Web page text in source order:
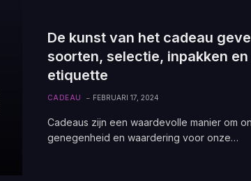
De kunst van het cadeau
soorten, selectie, inpakken en
etiquette
CADEAU FEBRUARI 17, 2024
Cadeaus zijn een waardevolle manier om
genegenheid en waardering voor onze…